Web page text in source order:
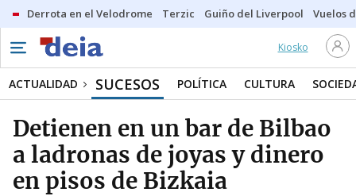
Derrota en el Velodrome Terzic Guiño del Liverpool Vuelos
Kiosko
ACTUALIDAD SUCESOS POLÍTICA CULTURA
Detienen en un bar de Bilbao
a ladronas de joyas y dinero
en pisos de Bizkaia